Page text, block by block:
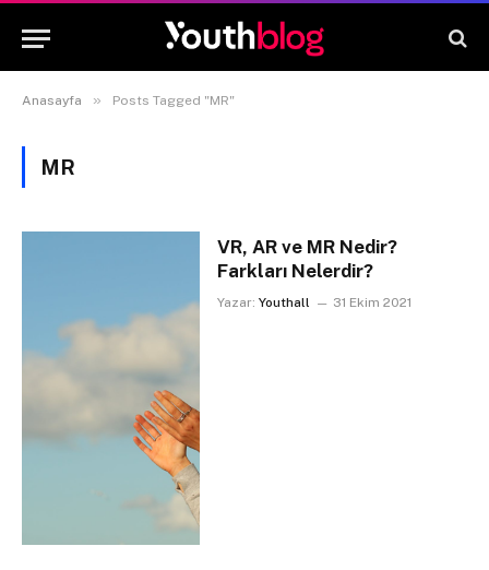
Anasayfa » Posts Tagged "MR"
MR
VR, AR ve MR Nedir?
Farkları Nelerdir?
Yazar: Youthall 31 Ekim 2021